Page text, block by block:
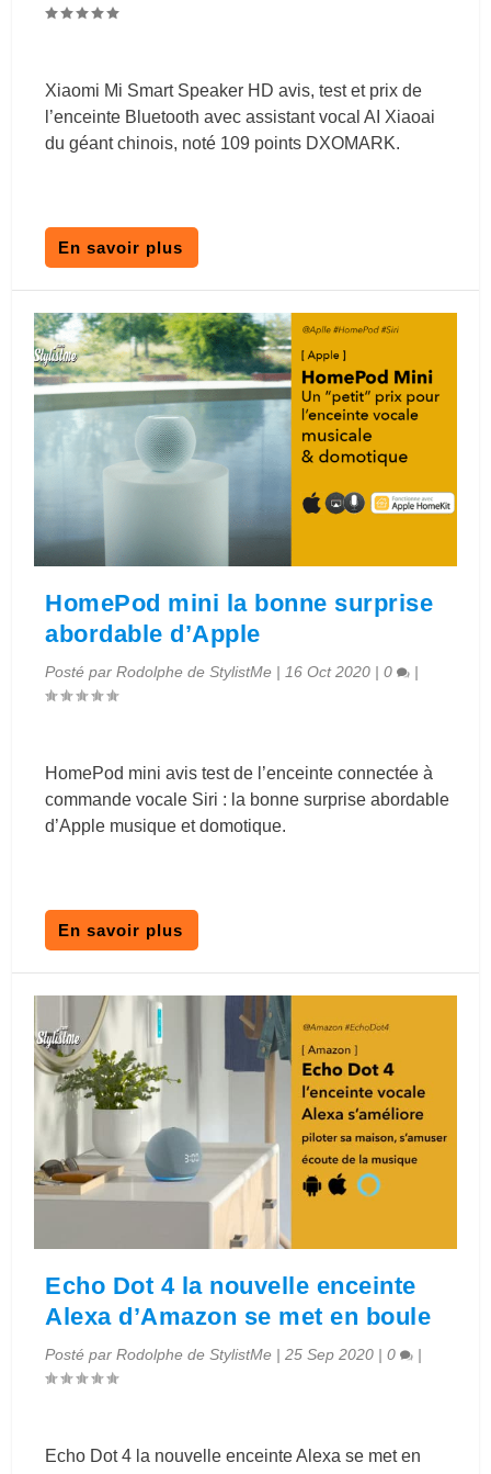
Xiaomi Mi Smart Speaker HD avis, test et prix de
l’enceinte Bluetooth avec assistant vocal AI Xiaoai
du géant chinois, noté 109 points DXOMARK.
En savoir plus
HomePod mini la bonne surprise
abordable d’Apple
Posté parRodolphe de StylistMe | 16 Oct 2020 |0 |
HomePod mini avis test de l’enceinte connectée à
commande vocale Siri : la bonne surprise abordable
d’Apple musique et domotique.
En savoir plus
Echo Dot 4 la nouvelle enceinte
Alexa d’Amazon se met en boule
Posté parRodolphe de StylistMe |25 Sep 2020 |0 |
Echo Dot 4 la nouvelle enceinte Alexa se met en